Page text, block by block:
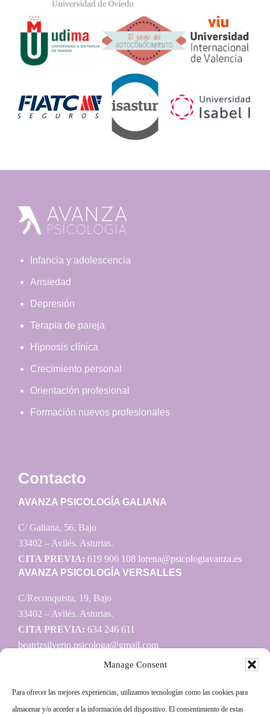
Manage Consent
Para ofrecer las mejores experiencias, utilizamos tecnologías como las cookies para
almacenar y/o acceder a la información del dispositivo. El consentimiento de estas
Widget
Logos
Footer
Infancia y adolescencia
Ansiedad
Depresión
Terapia de pareja
Hipnosis clínica
Crecimiento personal
Orientación profesional
Formación nuevos profesionales
Contacto
AVANZA PSICOLOGÍA GALIANA
C/ Galiana, 56, Bajo
33402 – Avilés. Asturias.
CITA PREVIA: 619 906 108 lorena@psicologiavanza.es
AVANZA PSICOLOGÍA VERSALLES
C/Reconquista, 19, Bajo
33402 – Avilés. Asturias.
CITA PREVIA: 634 246 611
beatrizsilverio.psicologa@gmail.com